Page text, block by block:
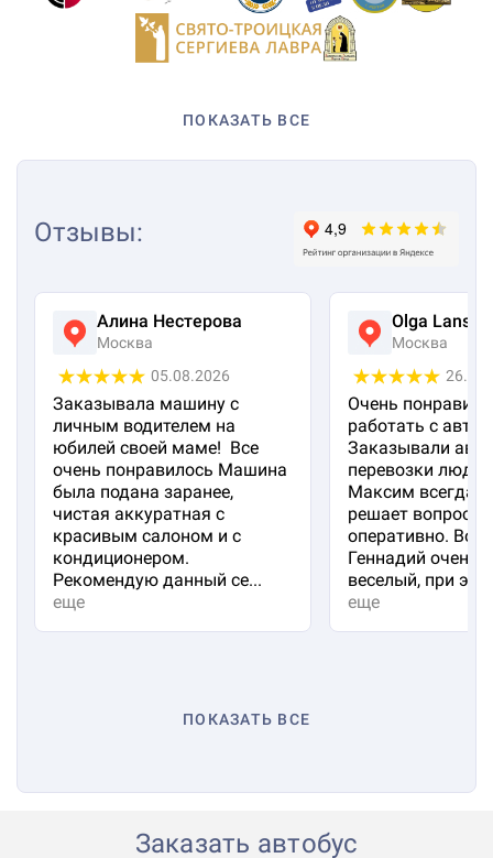
ПОКАЗАТЬ ВСЕ
Отзывы:
Алина Нестерова
Москва
05.08.2026
Заказывала машину с
личным водителем на
юбилей своей маме! Все
очень понравилось Машина
была подана заранее,
чистая аккуратная с
красивым салоном и с
кондиционером.
Рекомендую данный се...
еще
Olga
Москва
Очень
работать с авто
Заказывали
перевозки
Максим всегда
решает вопросы
оперативно.
Геннадий очень
веселый, при эт...
еще
ПОКАЗАТЬ ВСЕ
Заказать автобус